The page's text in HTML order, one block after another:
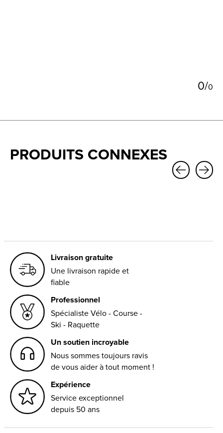
0/0
PRODUITS CONNEXES
Livraison gratuite
Une livraison rapide et
fiable
Professionnel
Spécialiste Vélo - Course -
Ski - Raquette
Un soutien incroyable
Nous sommes toujours ravis
de vous aider à tout moment !
Expérience
Service exceptionnel
depuis 50 ans